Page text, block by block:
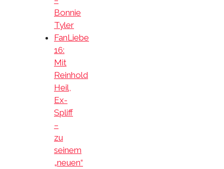
Bonnie
Tyler
FanLiebe
16:
Mit
Reinhold
Heil,
Ex-
Spliff
–
zu
seinem
„neuen“